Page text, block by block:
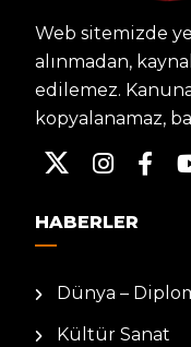
Web sitemizde
alınmadan,
edilemez.
kopyalanamaz,
HABERLER
Dünya –
Kültür Sanat